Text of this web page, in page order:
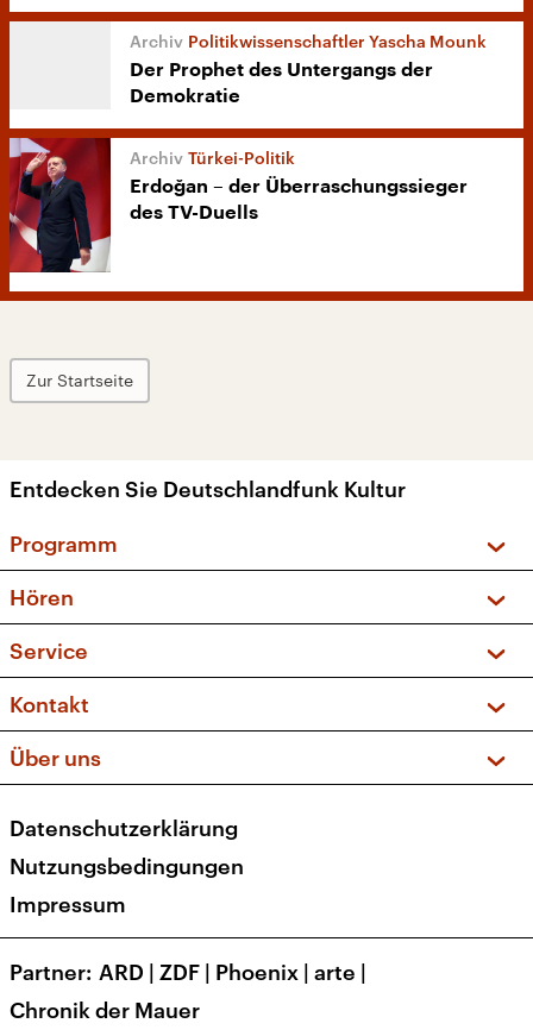
Politikwissenschaftler Yascha Mounk
Der Prophet des Untergangs der
Demokratie
Türkei-Politik
Erdoğan – der Überraschungssieger
des TV-Duells
Zur Startseite
Entdecken Sie Deutschlandfunk Kultur
Programm
Sendungen und Podcasts
Musikliste
Kakadu – Das Kinderprogramm
Hören
Frequenzen (UKW + DAB+)
Service
FAQ
Apps
Newsletter
Veranstaltungen
Kontakt
Social Media
Über uns
Presse
Karriere
Transparenz
Datenschutzerklärung
Nutzungsbedingungen
Impressum
Partner ARD | ZDF | Phoenix | arte |
Chronik der Mauer